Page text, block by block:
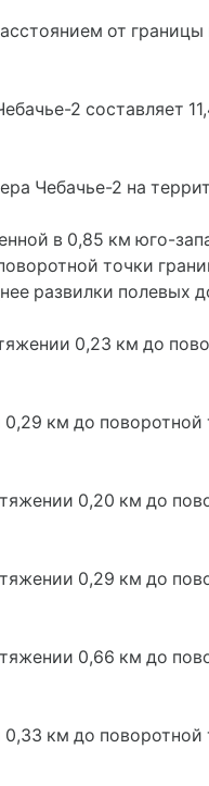
от
2 составляет
Чебачье-2 на
в 0,85 км юго-
точки
развилки полевых
0,23 км до
км до
0,20 км до
0,29 км до
0,66 км до
км до